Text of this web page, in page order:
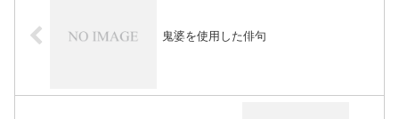
鬼婆を使用した俳句